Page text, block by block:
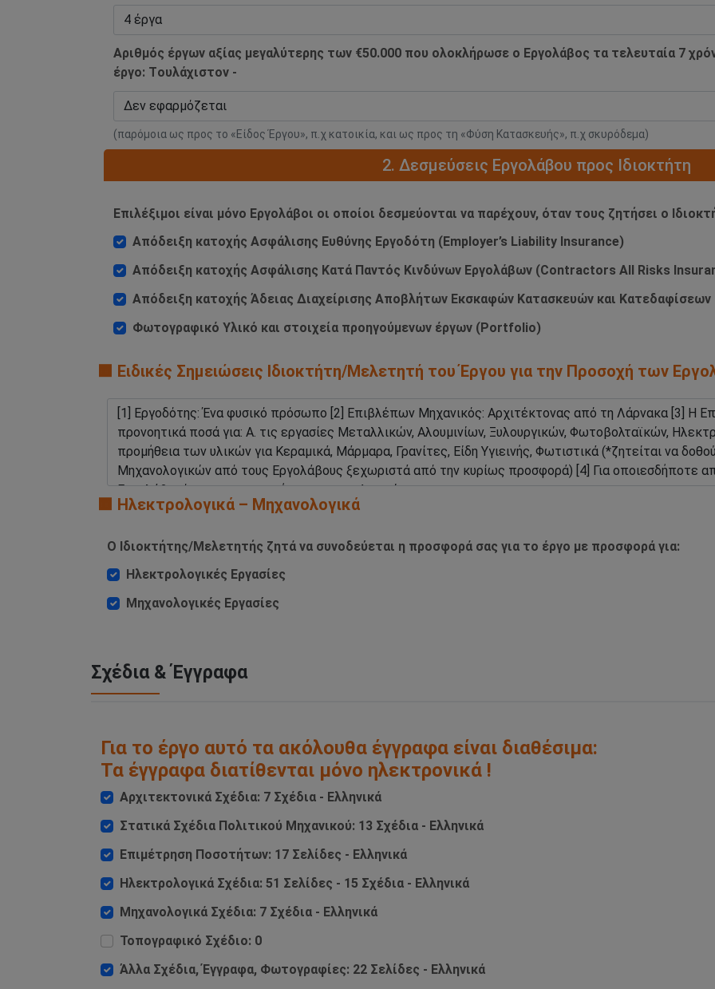
Αριθμός έργων αξίας μεγαλύτερης των €50.000 που ολοκλήρωσε ο Εργολάβος τα τελευταία 7
έργο: Tουλάχιστον -
(παρόμοια ως προς το «Είδος Έργου», π.χ κατοικία, και ως προς τη «Φύση Κατασκευής», π.χ σκυρόδεμα)
2. Δεσμεύσεις Εργολάβου προς Ιδιοκτήτη
Επιλέξιμοι είναι μόνο Εργολάβοι οι οποίοι δεσμεύονται να παρέχουν, όταν τους ζητήσει ο
Απόδειξη κατοχής Ασφάλισης Ευθύνης Εργοδότη (Employer’s Liability Insurance)
Απόδειξη κατοχής Ασφάλισης Κατά Παντός Κινδύνων Εργολάβων (Contractors All Risks
Απόδειξη κατοχής Άδειας Διαχείρισης Αποβλήτων Εκσκαφών Κατασκευών και Κατεδαφίσεων
Φωτογραφικό Υλικό και στοιχεία προηγούμενων έργων (Portfolio)
🟧 Ειδικές Σημειώσεις Ιδιοκτήτη/Μελετητή του Έργου για την Προσοχή των
🟧 Ηλεκτρολογικά – Μηχανολογικά
Ο Ιδιοκτήτης/Μελετητής ζητά να συνοδεύεται η προσφορά σας για το έργο με προσφορά για:
Ηλεκτρολογικές Εργασίες
Μηχανολογικές Εργασίες
Σχέδια & Έγγραφα
Για το έργο αυτό τα ακόλουθα έγγραφα είναι διαθέσιμα:
Τα έγγραφα διατίθενται μόνο ηλεκτρονικά !
Αρχιτεκτονικά Σχέδια: 7 Σχέδια - Ελληνικά
Στατικά Σχέδια Πολιτικού Μηχανικού: 13 Σχέδια - Ελληνικά
Επιμέτρηση Ποσοτήτων: 17 Σελίδες - Ελληνικά
Ηλεκτρολογικά Σχέδια: 51 Σελίδες - 15 Σχέδια - Ελληνικά
Μηχανολογικά Σχέδια: 7 Σχέδια - Ελληνικά
Τοπογραφικό Σχέδιο: 0
Άλλα Σχέδια, Έγγραφα, Φωτογραφίες: 22 Σελίδες - Ελληνικά